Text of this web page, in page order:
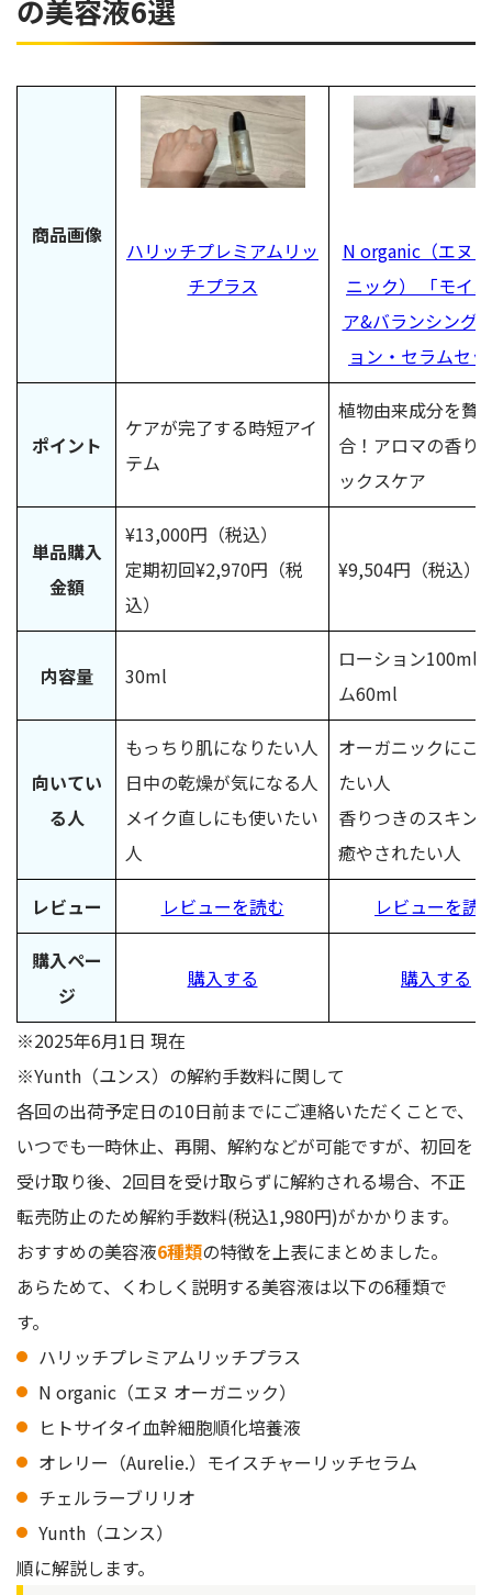
の美容液6選
商品画像
ハリッチプレミアムリッ
チプラス
N organic（エヌ
ニック） 「モイ
ア&バランシング
ョン・セラムセ
ポイント
ケアが完了する時短アイ
テム
植物由来成分を贅
合！アロマの香り
ックスケア
単品購入
金額
¥13,000円（税込）
定期初回¥2,970円（税
込）
¥9,504円（税込）
内容量 30ml
ローション100ml
ム60ml
向いてい
る人
もっちり肌になりたい人
日中の乾燥が気になる人
メイク直しにも使いたい
人
オーガニックにこ
たい人
香りつきのスキン
癒やされたい人
レビュー レビューを読む レビューを読
購入ペー
ジ
購入する 購入する
※2025年6月1日 現在
※Yunth（ユンス）の解約手数料に関して
各回の出荷予定日の10日前までにご連絡いただくことで、
いつでも一時休止、再開、解約などが可能ですが、初回を
受け取り後、2回目を受け取らずに解約される場合、不正
転売防止のため解約手数料(税込1,980円)がかかります。
おすすめの美容液6種類の特徴を上表にまとめました。
あらためて、くわしく説明する美容液は以下の6種類で
す。
ハリッチプレミアムリッチプラス
N organic（エヌ オーガニック）
ヒトサイタイ血幹細胞順化培養液
オレリー（Aurelie.）モイスチャーリッチセラム
チェルラーブリリオ
Yunth（ユンス）
順に解説します。